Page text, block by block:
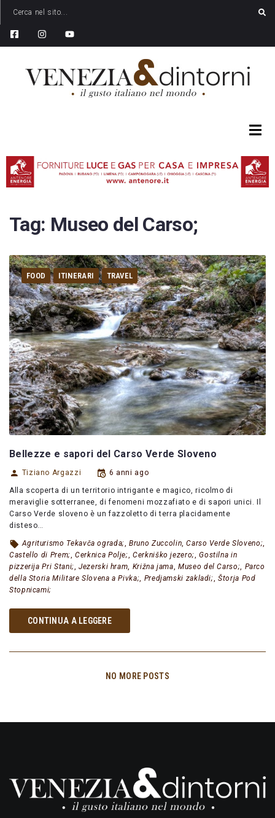
Tag: Museo del Carso;
FOOD ITINERARI TRAVEL
Bellezze e sapori del Carso Verde Sloveno
Tiziano Argazzi 6 anni ago
Alla scoperta di un territorio intrigante e magico, ricolmo di
meraviglie sotterranee, di fenomeni mozzafiato e di sapori unici. Il
Carso Verde sloveno è un fazzoletto di terra placidamente
disteso…
Agriturismo Tekavča ograda;,Bruno Zuccolin,Carso Verde Sloveno;,
Castello di Prem;,Cerknica Polje;,Cerkniško jezero;,Gostilna in
pizzerija Pri Stani;,Jezerski hram, Križna jama,Museo del Carso;, Parco
della Storia Militare Slovena a Pivka;, Predjamski zakladi;,Štorja Pod
Stopnicami;
CONTINUA A LEGGERE
NO MORE POSTS